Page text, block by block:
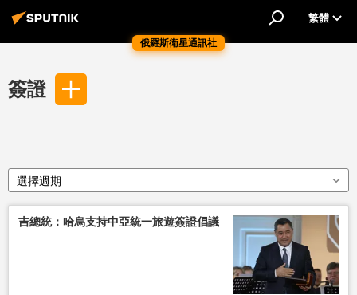
俄羅斯衛星通訊社
繁體
簽證
選擇週期
吉總統：哈烏支持中亞統一旅遊簽證倡議